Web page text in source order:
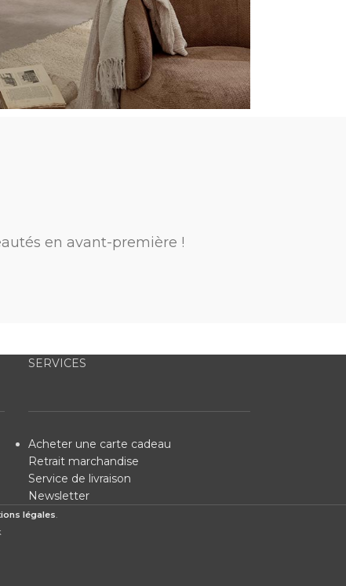
en avant-première !
SERVICES
Acheter une carte cadeau
Retrait marchandise
Service de livraison
Newsletter
légales